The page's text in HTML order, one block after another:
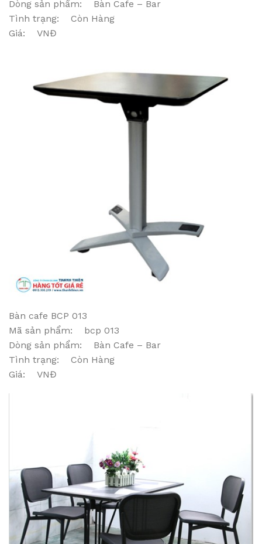
Dòng sản phẩm: Bàn Cafe – Bar
Tình trạng: Còn Hàng
Giá: VNĐ
Bàn cafe BCP 013
Mã sản phẩm: bcp 013
Dòng sản phẩm: Bàn Cafe – Bar
Tình trạng: Còn Hàng
Giá: VNĐ